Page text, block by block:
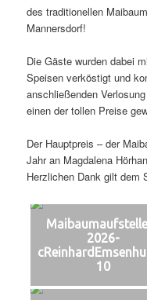
des traditionellen
Mannersdorf!
Die Gäste wurden dabei
Speisen verköstigt und
anschließenden
einen der tollen Preise
Der Hauptpreis – der
Jahr an Magdalena
Herzlichen Dank gilt dem
2026-
10